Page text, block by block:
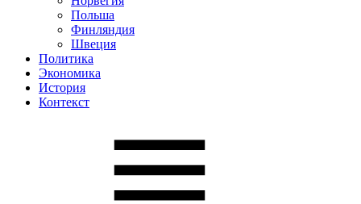
Польша
Финляндия
Швеция
Политика
Экономика
История
Контекст